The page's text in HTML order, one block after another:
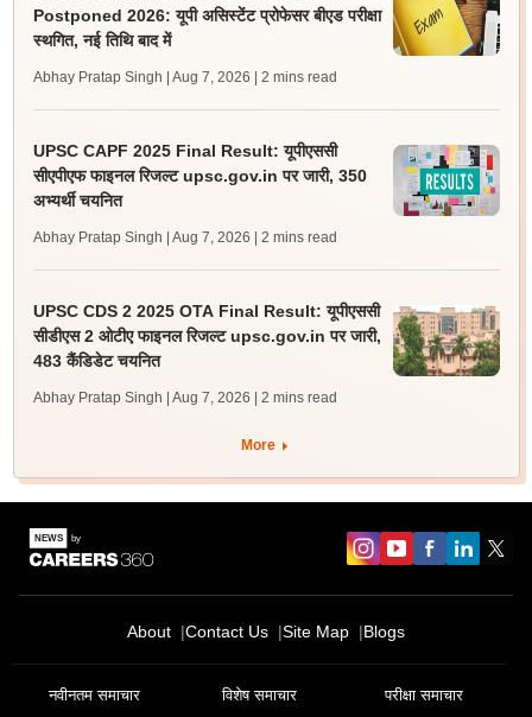
Postponed 2026: यूपी असिस्टेंट प्रोफेसर बीएड परीक्षा
स्थगित, नई तिथि बाद में
Abhay Pratap Singh | Aug 7, 2026 | 2 mins read
UPSC CAPF 2025 Final Result: यूपीएससी
सीएपीएफ फाइनल रिजल्ट upsc.gov.in पर जारी, 350
अभ्यर्थी चयनित
Abhay Pratap Singh | Aug 7, 2026 | 2 mins read
UPSC CDS 2 2025 OTA Final Result: यूपीएससी
सीडीएस 2 ओटीए फाइनल रिजल्ट upsc.gov.in पर जारी,
483 कैंडिडेट चयनित
Abhay Pratap Singh | Aug 7, 2026 | 2 mins read
More
About Contact Us Site Map Blogs
नवीनतम समाचार विशेष समाचार परीक्षा समाचार